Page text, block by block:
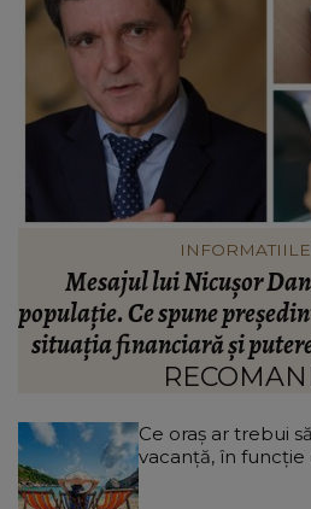
VEDETE
Valentin Sanfira, acuzații
mărturisiri a făcut artistul
“Doi ochi ce m-
Ce oraș ar trebui
vacanță, în funcție